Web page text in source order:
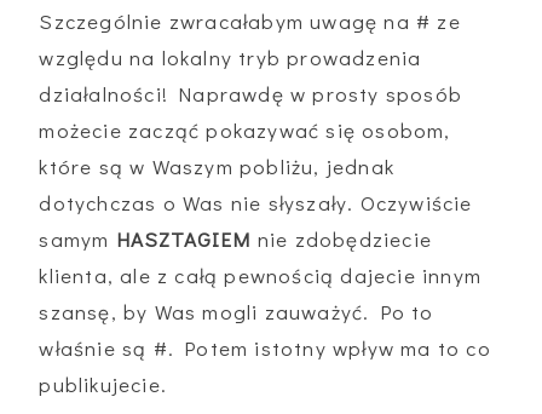
Szczególnie zwracałabym uwagę na # ze
względu na lokalny tryb prowadzenia
działalności! Naprawdę w prosty sposób
możecie zacząć pokazywać się osobom,
które są w Waszym pobliżu, jednak
dotychczas o Was nie słyszały. Oczywiście
samym HASZTAGIEM nie zdobędziecie
klienta, ale z całą pewnością dajecie innym
szansę, by Was mogli zauważyć. Po to
właśnie są #. Potem istotny wpływ ma to co
publikujecie.